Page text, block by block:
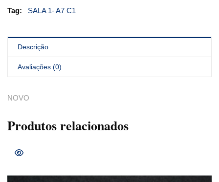
Tag:
SALA 1- A7 C1
Descrição
Avaliações (0)
NOVO
Produtos relacionados